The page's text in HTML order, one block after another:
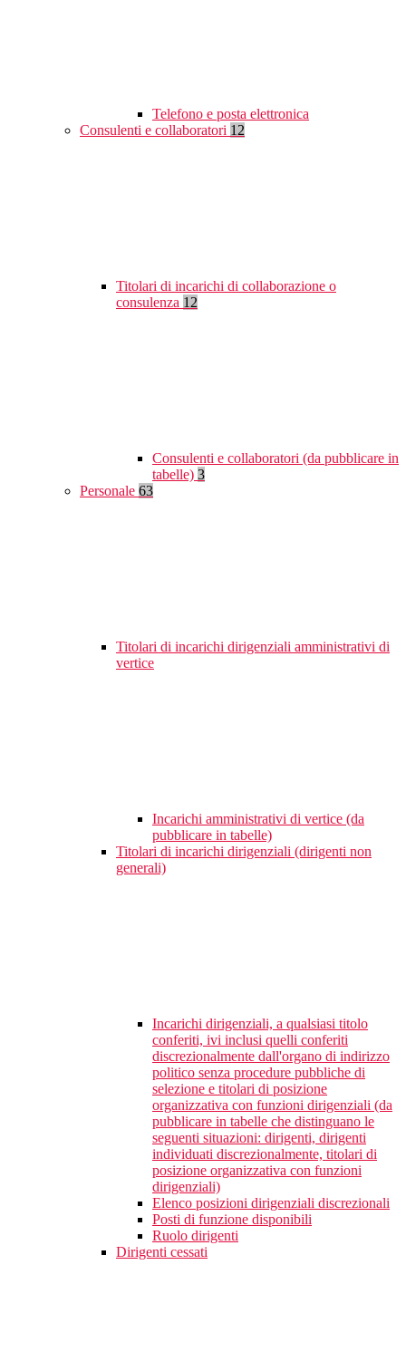
Telefono e posta elettronica
Consulenti e collaboratori 12
Titolari di incarichi di collaborazione o
consulenza 12
Consulenti e collaboratori (da pubblicare in
tabelle) 3
Personale 63
Titolari di incarichi dirigenziali amministrativi di
vertice
Incarichi amministrativi di vertice (da
pubblicare in tabelle)
Titolari di incarichi dirigenziali (dirigenti non
generali)
Incarichi dirigenziali, a qualsiasi titolo
conferiti, ivi inclusi quelli conferiti
discrezionalmente dall'organo di indirizzo
politico senza procedure pubbliche di
selezione e titolari di posizione
organizzativa con funzioni dirigenziali (da
pubblicare in tabelle che distinguano le
seguenti situazioni: dirigenti, dirigenti
individuati discrezionalmente, titolari di
posizione organizzativa con funzioni
dirigenziali)
Elenco posizioni dirigenziali discrezionali
Posti di funzione disponibili
Ruolo dirigenti
Dirigenti cessati